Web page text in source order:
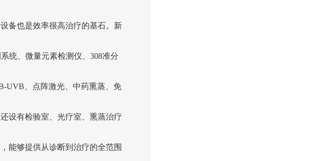
备也是效率很高治疗的基石。新
统、微量元素检测仪、308准分
UVB、点阵激光、中药熏蒸、免
设有检验室、光疗室、熏蒸治疗
能够提供从诊断到治疗的全范围